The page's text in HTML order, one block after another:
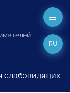
слабовидящих
RU